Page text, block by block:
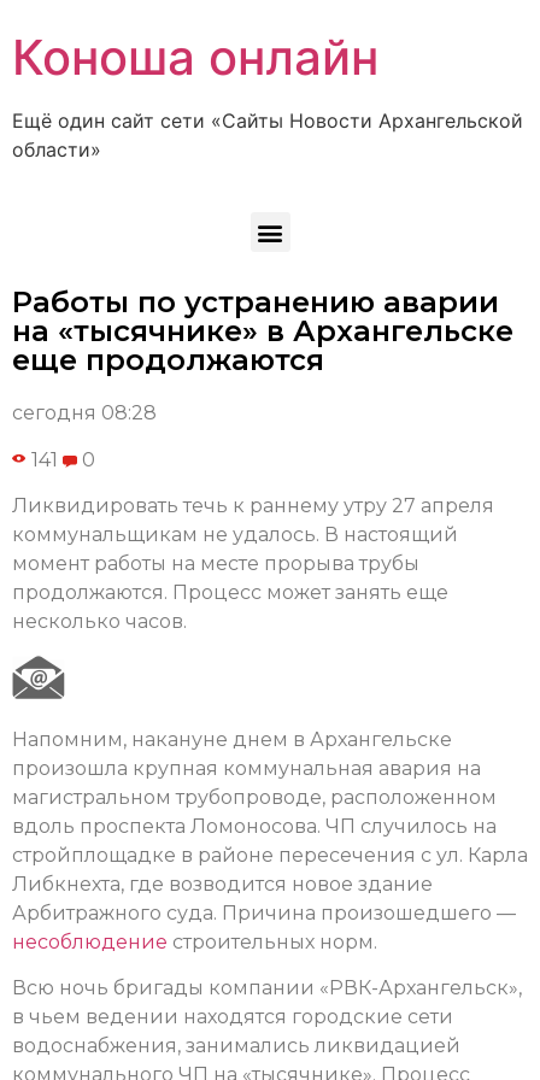
Коноша онлайн
Ещё один сайт сети «Сайты Новости Архангельской
области»
Работы по устранению аварии
на «тысячнике» в Архангельске
еще продолжаются
сегодня 08:28
141 0
Ликвидировать течь к раннему утру 27 апреля
коммунальщикам не удалось. В настоящий
момент работы на месте прорыва трубы
продолжаются. Процесс может занять еще
несколько часов.
Напомним, накануне днем в Архангельске
произошла крупная коммунальная авария на
магистральном трубопроводе, расположенном
вдоль проспекта Ломоносова. ЧП случилось на
стройплощадке в районе пересечения с ул. Карла
Либкнехта, где возводится новое здание
Арбитражного суда. Причина произошедшего —
несоблюдение строительных норм.
Всю ночь бригады компании «РВК-Архангельск»,
в чьем ведении находятся городские сети
водоснабжения, занимались ликвидацией
коммунального ЧП на «тысячнике». Процесс